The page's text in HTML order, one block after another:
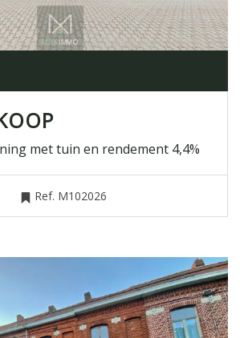
met tuin en rendement 4,4%
Ref. M102026